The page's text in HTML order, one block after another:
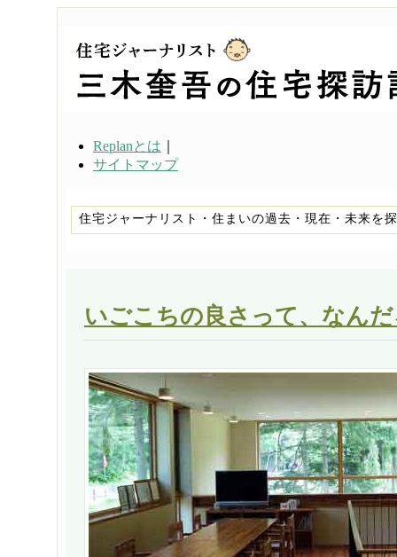
Replanとは
サイトマップ
住宅ジャーナリスト・住まいの過去・現在・未来を
いごこちの良さって、なん